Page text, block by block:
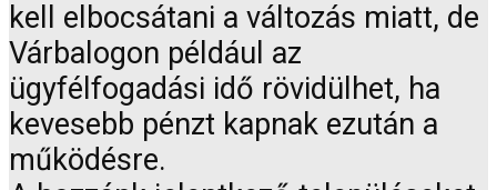
kell elbocsátani a változás miatt, de
Várbalogon például az
ügyfélfogadási idő rövidülhet, ha
kevesebb pénzt kapnak ezután a
működésre.